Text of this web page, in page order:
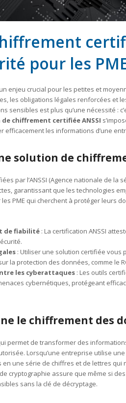
pour les
enjeu crucial pour les petites et
les obligations légales renforcées et
sensibles est plus qu’une nécessité :
chiffrement certifiée ANSSI
efficacement les informations d’une
solution de
par l’ANSSI (Agence nationale de la
garantissant que les technologies
PME qui cherchent à protéger leurs
de fiabilité : La certification ANSSI
: Utiliser une solution certifiée vous
la protection des données, comme le
les cyberattaques : Les outils
cybernétiques, protégeant
le chiffrement des
permet de transformer des
Lorsqu’une entreprise utilise
une série de chiffres et de lettres qui
cryptographie assure que même si
sans la clé de décryptage.